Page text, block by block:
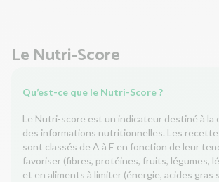
Le Nutri-Score
Qu’est-ce que le Nutri-Score ?
Le Nutri-score est un indicateur destiné à la
des informations nutritionnelles. Les
sont classés de A à E en fonction de leur
favoriser (fibres, protéines, fruits, légumes,
et en aliments à limiter (énergie, acides gras